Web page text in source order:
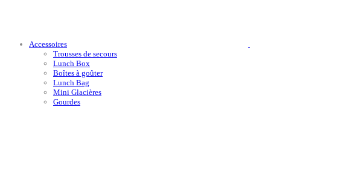
Accessoires
Trousses de secours
Lunch Box
Boîtes à goûter
Lunch Bag
Mini Glacières
Gourdes